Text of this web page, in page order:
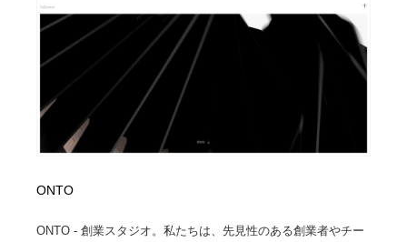
ONTO
ONTO - 創業スタジオ。私たちは、先見性のある創業者やチー